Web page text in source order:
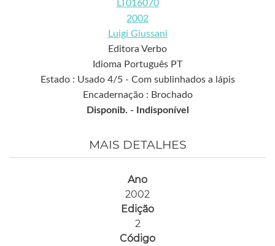
LT016070
2002
Luigi Giussani
Editora Verbo
Idioma Português PT
Estado : Usado 4/5 - Com sublinhados a lápis
Encadernação : Brochado
Disponib. -
Indisponível
MAIS DETALHES
Ano
2002
Edição
2
Código